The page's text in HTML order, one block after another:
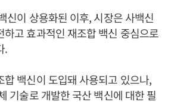
신이 상용화된 이후, 시장은 사백신
하고 효과적인 재조합 백신 중심으로
.
합 백신이 도입돼 사용되고 있으나,
기술로 개발한 국산 백신에 대한 필